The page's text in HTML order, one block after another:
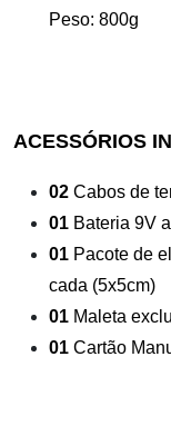
Peso: 800g
ACESSÓRIOS
02 Cabos de
01 Bateria 9V
01 Pacote de
cada (5x5cm)
01 Maleta
01 Cartão